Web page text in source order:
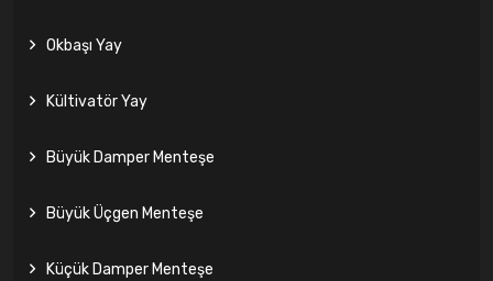
Okbaşı Yay
Kültivatör Yay
Büyük Damper Menteşe
Büyük Üçgen Menteşe
Küçük Damper Menteşe